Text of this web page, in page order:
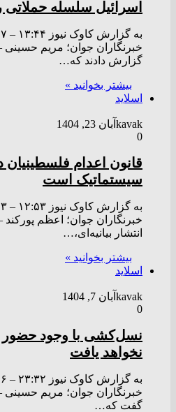
اسرائیل سلسله حملاتی
خبرنگاران جوان؛ مریم حسینی
گزارش دادند که…
بیشتر بخوانید »
اسلاید
kavak آبان 23, 1404
0
قانون اعدام فلسطینیان
سیستماتیک است
خبرنگاران جوان؛ اعظم پورکند
انتشار بیانیه‌ای،…
بیشتر بخوانید »
اسلاید
kavak آبان 7, 1404
0
نسل‌کشی با وجود حضور
نخواهد یافت
خبرنگاران جوان؛ مریم
گفت که…